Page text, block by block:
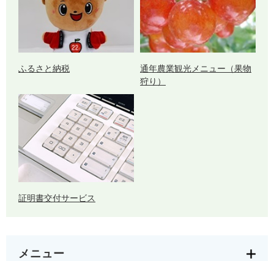
ふるさと納税
通年農業観光メニュー（果物
狩り）
証明書交付サービス
メニュー